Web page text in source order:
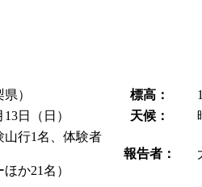
） 標高：
日（日） 天候：
山行1名、体験者
か21名）
報告者：